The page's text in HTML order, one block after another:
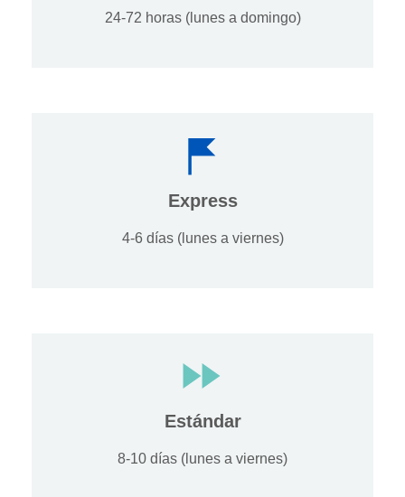
24-72 horas (lunes a domingo)
Express
4-6 días (lunes a viernes)
Estándar
8-10 días (lunes a viernes)